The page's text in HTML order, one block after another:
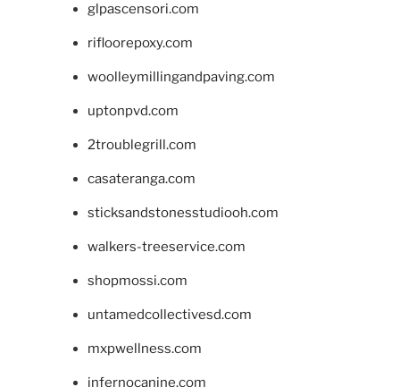
glpascensori.com
rifloorepoxy.com
woolleymillingandpaving.com
uptonpvd.com
2troublegrill.com
casateranga.com
sticksandstonesstudiooh.com
walkers-treeservice.com
shopmossi.com
untamedcollectivesd.com
mxpwellness.com
infernocanine.com